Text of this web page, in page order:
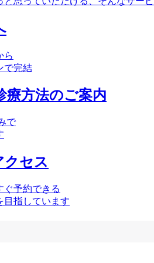
ら
で完結
療方法のご案内
で
クセス
ぐ予約できる
目指しています